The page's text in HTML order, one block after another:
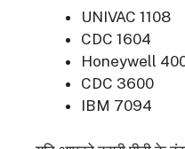
UNIVAC 1108
CDC 1604
Honeywell
CDC 3600
IBM 7094